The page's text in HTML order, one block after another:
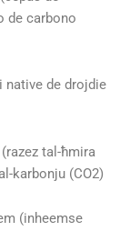
de carbono
native de drojdie
tal-ħmira
karbonju (CO2)
(inheemse